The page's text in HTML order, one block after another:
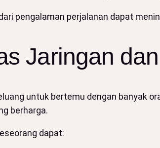
pengalaman perjalanan dapat
Jaringan
untuk bertemu dengan banyak
berharga.
dapat: